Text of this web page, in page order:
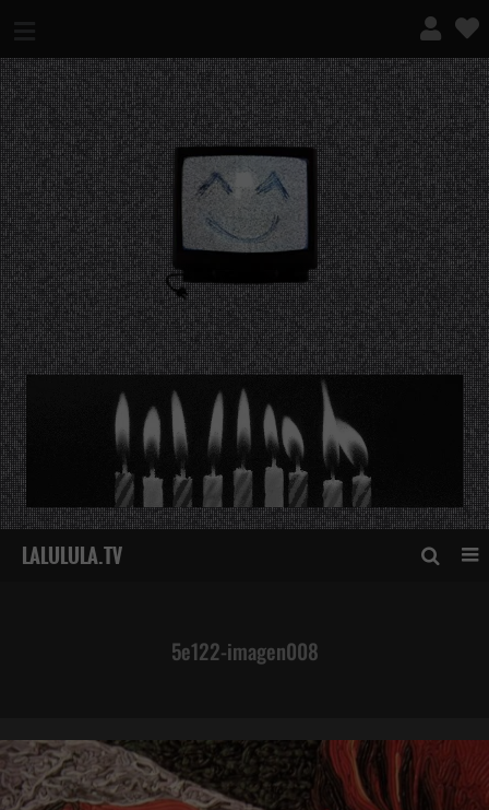
¿QUÉ ES ESTO?
5e122-imagen008